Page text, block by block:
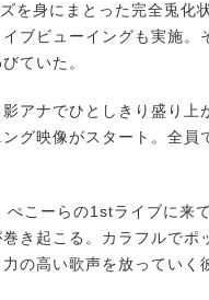
を身にまとった完全兎化
ブビューイングも実施。
ていた。
アナでひとしきり盛り上
グ映像がスタート。全員
こーらの1stライブに来
き起こる。カラフルでポ
の高い歌声を放っていく